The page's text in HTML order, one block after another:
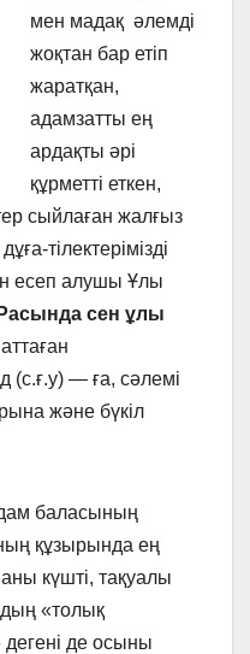
мен мадақ әлемді
жоқтан бар етіп
жаратқан,
адамзатты ең
ардақты әрі
құрметті еткен,
сыйлаған жалғыз
тілектерімізді
есеп алушы Ұлы
Расында сен ұлы
— ға, сәлемі
және бүкіл
баласының
құзырында ең
күшті, тақуалы
«толық
де осыны